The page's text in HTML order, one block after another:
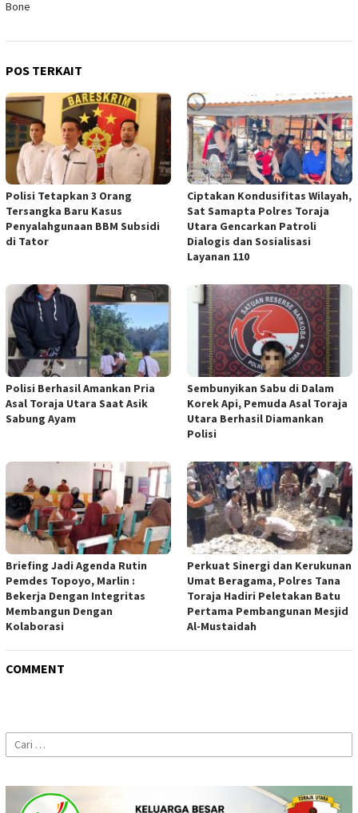
Bone
POS TERKAIT
Polisi Tetapkan 3 Orang
Tersangka Baru Kasus
Penyalahgunaan BBM Subsidi
di Tator
Ciptakan Kondusifitas Wilayah,
Sat Samapta Polres Toraja
Utara Gencarkan Patroli
Dialogis dan Sosialisasi
Layanan 110
Polisi Berhasil Amankan Pria
Asal Toraja Utara Saat Asik
Sabung Ayam
Sembunyikan Sabu di Dalam
Korek Api, Pemuda Asal Toraja
Utara Berhasil Diamankan
Polisi
Briefing Jadi Agenda Rutin
Pemdes Topoyo, Marlin :
Bekerja Dengan Integritas
Membangun Dengan
Kolaborasi
Perkuat Sinergi dan Kerukunan
Umat Beragama, Polres Tana
Toraja Hadiri Peletakan Batu
Pertama Pembangunan Mesjid
Al-Mustaidah
COMMENT
Cari
untuk: